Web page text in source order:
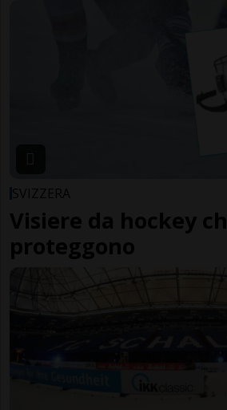
SVIZZERA
Visiere da hockey
proteggono